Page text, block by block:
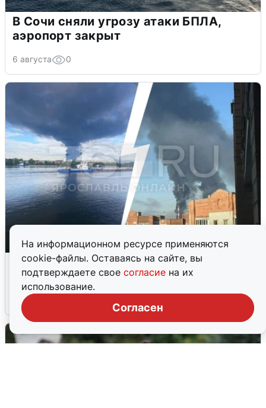
На информационном ресурсе применяются
cookie-файлы. Оставаясь на сайте, вы
подтверждаете свое согласие на их
использование.
Согласен
В Сочи сняли угрозу атаки БПЛА,
аэропорт закрыт
6 августа 0
Ночная атака БПЛА на Ярославль:
попадания и последствия
6 августа